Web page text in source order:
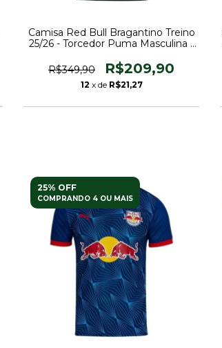
Camisa Red Bull Bragantino Treino
25/26 - Torcedor Puma Masculina -
R$349,90
R$209,90
12 x de R$21,27
25% OFF
COMPRANDO 4 OU MAIS